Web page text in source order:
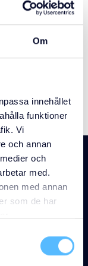
Om
innehållet
funktioner
Vi
och annan
och
med.
med annan
som de har